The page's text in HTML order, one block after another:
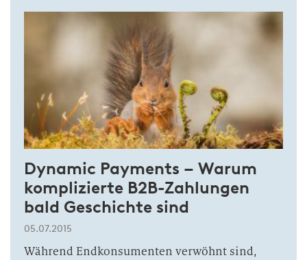
Dynamic Payments – Warum
komplizierte B2B-Zahlungen
bald Geschichte sind
05.07.2015
Während Endkonsumenten verwöhnt sind,